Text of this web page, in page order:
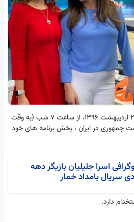
ایران اینترنشنال روز پنج شنبه 29 اردیبهشت 1396، از ساعت 7 شب (به وقت
جمهوری در ایران ، پخش برنامه های خود
اسرا جلیلیان بازیگر دهه
سریال بامداد خمار